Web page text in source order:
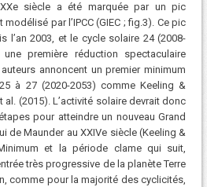
siècle a été marquée par un pic
par l’IPCC (GIEC ; fig.3). Ce pic
l’an 2003, et le cycle solaire 24 (2008-
première réduction spectaculaire
annoncent un premier minimum
à 27 (2020-2053) comme Keeling &
(2015). L’activité solaire devrait donc
pour atteindre un nouveau Grand
de Maunder au XXIVe siècle (Keeling &
et la période clame qui suit,
très progressive de la planète Terre
comme pour la majorité des cyclicités,